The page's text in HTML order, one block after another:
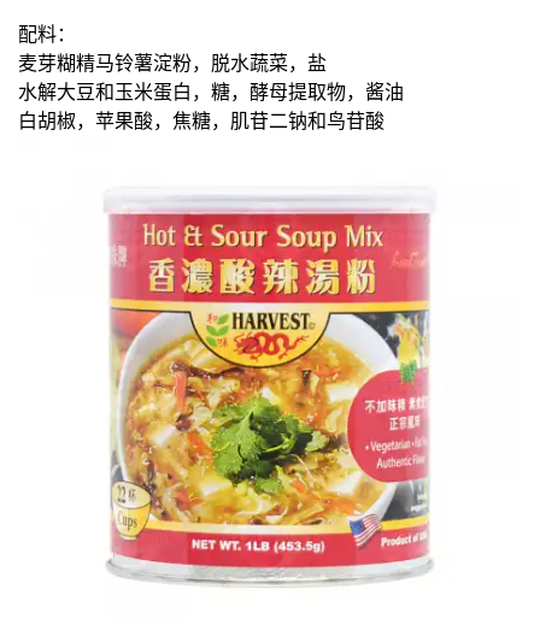
配料：
麦芽糊精马铃薯淀粉，脱水蔬菜，盐
水解大豆和玉米蛋白，糖，酵母提取物，酱油
白胡椒，苹果酸，焦糖，肌苷二钠和鸟苷酸